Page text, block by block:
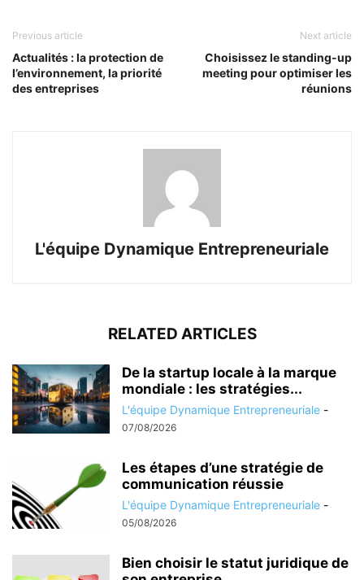
Previous article
Actualités : la protection de
l’environnement, la priorité
des entreprises
Next article
Choisissez le standing-up
meeting pour optimiser les
réunions
L'équipe Dynamique Entrepreneuriale
RELATED ARTICLES
De la startup locale à la marque
mondiale : les stratégies...
L'équipe Dynamique Entrepreneuriale -
07/08/2026
Les étapes d’une stratégie de
communication réussie
L'équipe Dynamique Entrepreneuriale -
05/08/2026
Bien choisir le statut juridique de